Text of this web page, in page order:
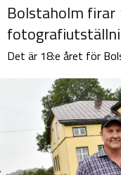
Bolstaholm firar
Det är 18:e året för